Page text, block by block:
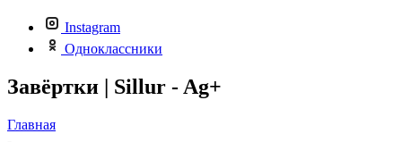
Instagram
Одноклассники
Завёртки | Sillur - Ag+
Главная